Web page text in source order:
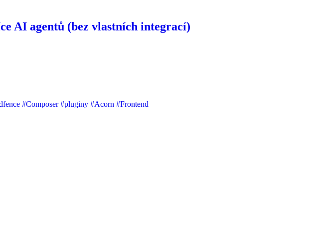
AI agentů (bez vlastních integrací)
#Composer#pluginy #Acorn #Frontend